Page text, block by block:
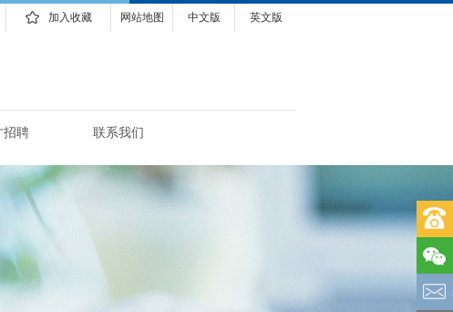
英文版
中文版
网站地图
加入收藏
招聘 联系我们